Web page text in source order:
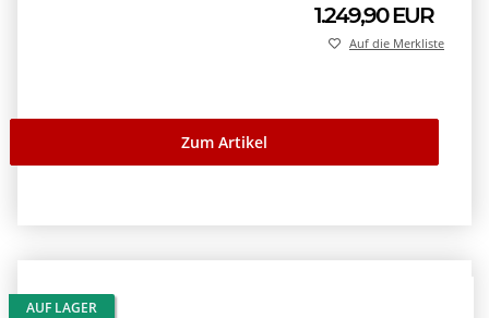
1.249,90 EUR
Zum Artikel
Auf die Merkliste
AUF LAGER